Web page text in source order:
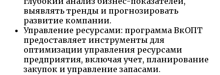
выявлять тренды и прогнозировать
развитие компании.
Управление ресурсами: программа ВкОПТ
предоставляет инструменты для
оптимизации управления ресурсами
предприятия, включая учет, планирование
закупок и управление запасами.